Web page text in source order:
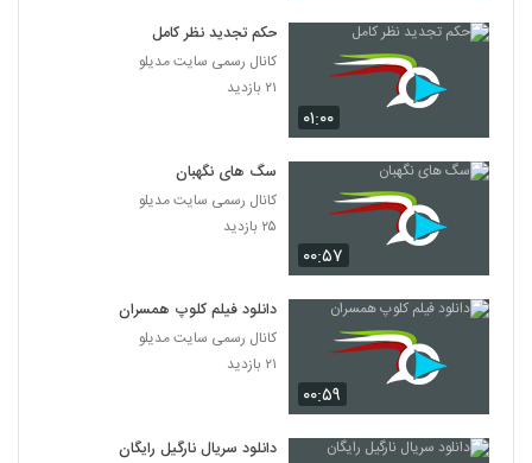
۰۱:۰۰
حکم تجدید نظر کامل
کانال رسمی سایت مدیلو
۲۱ بازدید
۰۰:۵۷
سگ های نگهبان
کانال رسمی سایت مدیلو
۲۵ بازدید
۰۰:۵۹
دانلود فیلم کلوپ همسران
کانال رسمی سایت مدیلو
۲۱ بازدید
دانلود سریال نارگیل رایگان